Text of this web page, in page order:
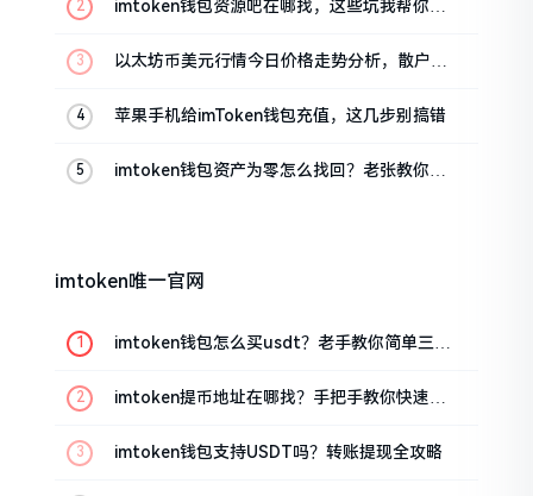
imtoken钱包资源吧在哪找，这些坑我帮你趟
以太坊币美元行情今日价格走势分析，散户如
苹果手机给imToken钱包充值，这几步别搞错
imtoken钱包资产为零怎么找回？老张教你几
imtoken唯一官网
imtoken钱包怎么买usdt？老手教你简单三步
imtoken提币地址在哪找？手把手教你快速查
imtoken钱包支持USDT吗？转账提现全攻略